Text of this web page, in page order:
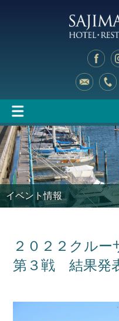
イベント情報
釣り天狗
イベント情報
２０２２クル
第３戦 結果発